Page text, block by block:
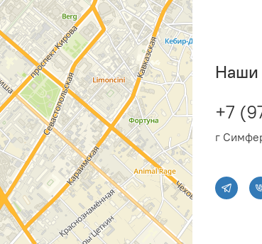
Наши
+7
г